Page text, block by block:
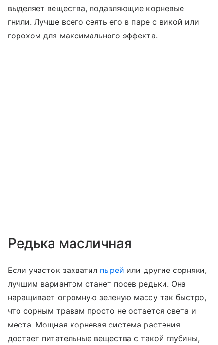
выделяет вещества, подавляющие корневые
гнили. Лучше всего сеять его в паре с викой или
горохом для максимального эффекта.
Редька масличная
Если участок захватил пырей или другие сорняки,
лучшим вариантом станет посев редьки. Она
наращивает огромную зеленую массу так быстро,
что сорным травам просто не остается света и
места. Мощная корневая система растения
достает питательные вещества с такой глубины,